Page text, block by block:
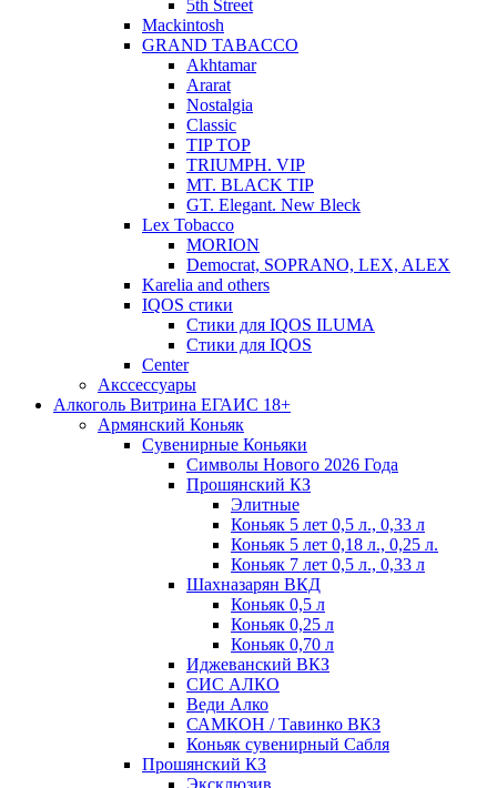
5th Street
Mackintosh
GRAND TABACCO
Akhtamar
Ararat
Nostalgia
Classic
TIP TOP
TRIUMPH. VIP
MT. BLACK TIP
GT. Elegant. New Bleck
Lex Tobacco
MORION
Democrat, SOPRANO, LEX, ALEX
Karelia and others
IQOS стики
Стики для IQOS ILUMA
Стики для IQOS
Сenter
Акссессуары
Алкоголь Витрина ЕГАИС 18+
Армянский Коньяк
Сувенирные Коньяки
Символы Нового 2026 Года
Прошянский КЗ
Элитные
Коньяк 5 лет 0,5 л., 0,33 л
Коньяк 5 лет 0,18 л., 0,25 л.
Коньяк 7 лет 0,5 л., 0,33 л
Шахназарян ВКД
Коньяк 0,5 л
Коньяк 0,25 л
Коньяк 0,70 л
Иджеванский ВКЗ
СИС АЛКО
Веди Алко
САМКОН / Тавинко ВКЗ
Коньяк сувенирный Сабля
Прошянский КЗ
Эксклюзив